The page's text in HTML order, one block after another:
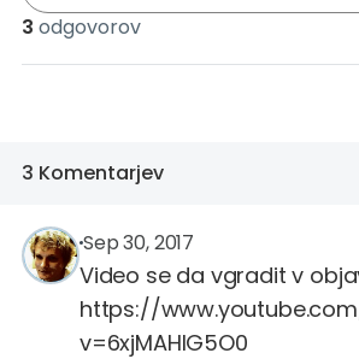
3 odgovorov
3 Komentarjev
BrankoGaber
@BrankoGaber
Sep 30, 2017
Video se da vgradit v
https://
v=6xjMAHlG5O0